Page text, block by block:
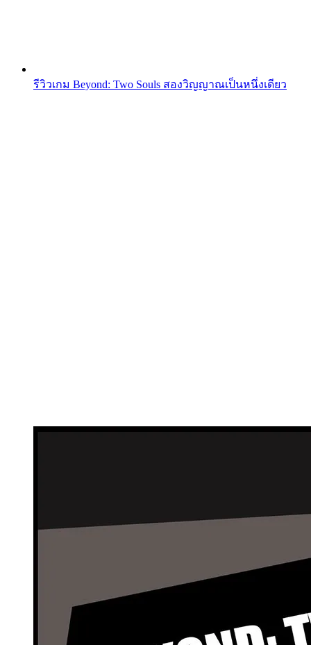
รีวิวเกม Beyond: Two Souls สองวิญญาณเป็นหนึ่งเดียว